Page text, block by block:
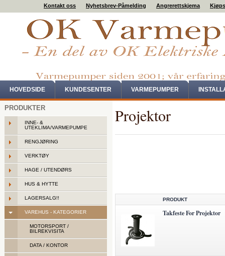
Kontakt oss Nyhetsbrev-Påmelding Angrerettskjema
HOVEDSIDE KUNDESENTER VARMEPUMPER
PRODUKTER
INNE- &
UTEKLIMA/VARMEPUMPE
RENGJØRING
VERKTØY
HAGE / UTENDØRS
HUS & HYTTE
LAGERSALG!!
VAREHUS - KATEGORIER
MOTORSPORT /
BILREKVISITA
DATA / KONTOR
Projektor
PRODUKT
Takfeste For Projektor